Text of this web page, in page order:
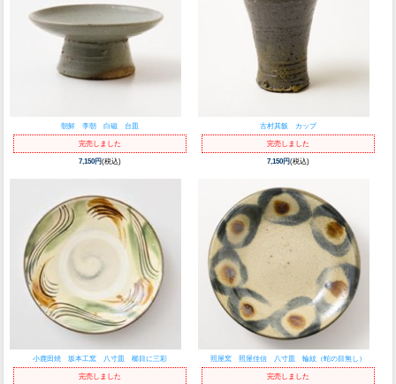
朝鮮 李朝 白磁 台皿
完売しました
7,150円(税込)
古村其飯 カップ
完売しました
7,150円(税込)
小鹿田焼 坂本工窯 八寸皿 櫛目に三彩
完売しました
照屋窯 照屋佳信 八寸皿 輪紋（蛇の目無し）
完売しました